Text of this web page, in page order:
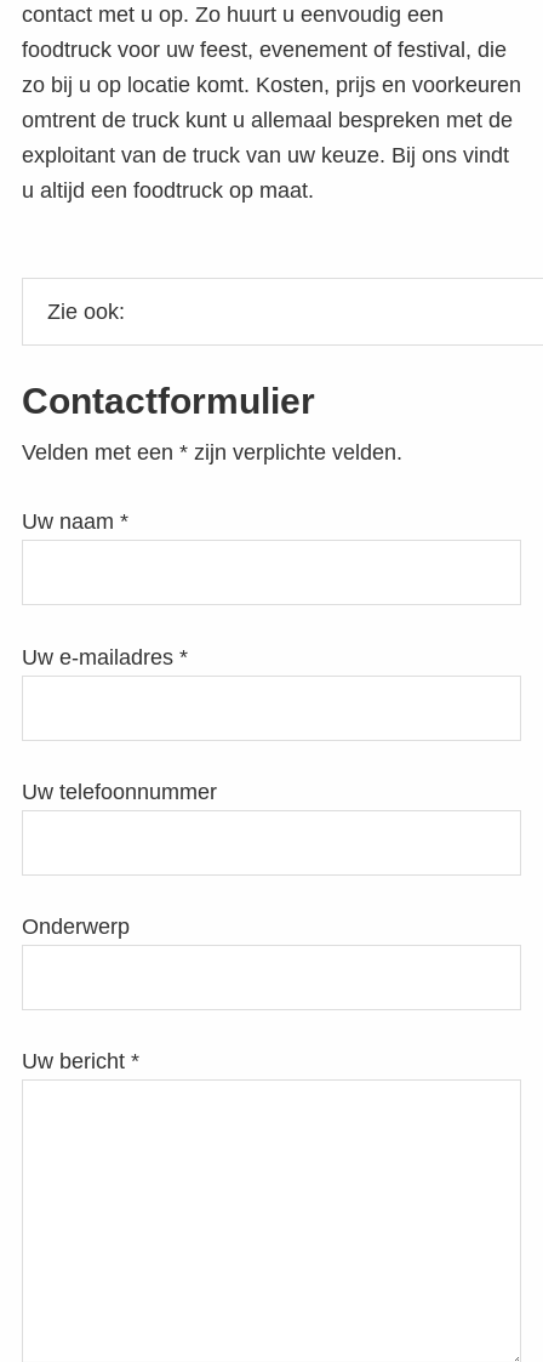
contact met u op. Zo huurt u eenvoudig een
foodtruck voor uw feest, evenement of festival, die
zo bij u op locatie komt. Kosten, prijs en voorkeuren
omtrent de truck kunt u allemaal bespreken met de
exploitant van de truck van uw keuze. Bij ons vindt
u altijd een foodtruck op maat.
Contactformulier
Velden met een * zijn verplichte velden.
Uw naam *
Uw e-mailadres *
Uw telefoonnummer
Onderwerp
Uw bericht *